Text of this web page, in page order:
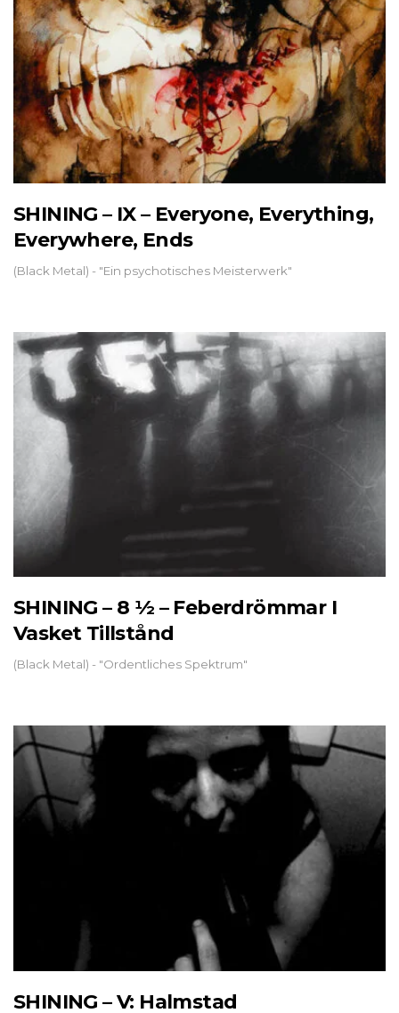
SHINING – IX – Everyone, Everything,
Everywhere, Ends
(Black Metal) - "Ein psychotisches Meisterwerk"
SHINING – 8 ½ – Feberdrömmar I
Vasket Tillstånd
(Black Metal) - "Ordentliches Spektrum"
SHINING – V: Halmstad